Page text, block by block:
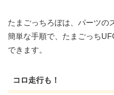
たまごっちろぼは、パーツの
簡単な手順で、たまごっち
できます。
コロ走行も！